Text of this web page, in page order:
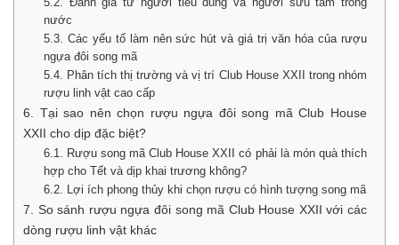
nước
5.3. Các yếu tố làm nên sức hút và giá trị văn hóa của rượu
ngựa đôi song mã
5.4. Phân tích thị trường và vị trí Club House XXII trong nhóm
rượu linh vật cao cấp
6. Tại sao nên chọn rượu ngựa đôi song mã Club House
XXII cho dịp đặc biệt?
6.1. Rượu song mã Club House XXII có phải là món quà thích
hợp cho Tết và dịp khai trương không?
6.2. Lợi ích phong thủy khi chọn rượu có hình tượng song mã
7. So sánh rượu ngựa đôi song mã Club House XXII với các
dòng rượu linh vật khác